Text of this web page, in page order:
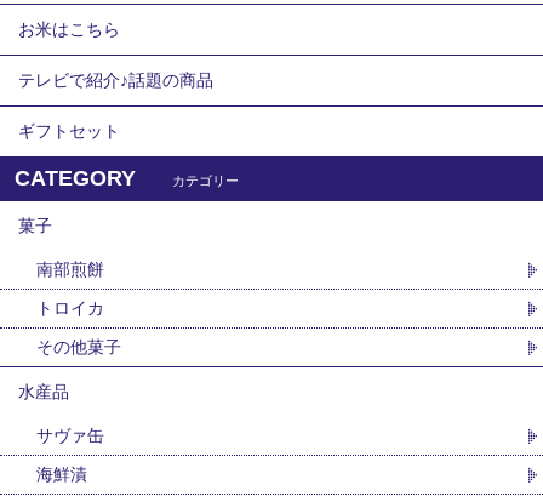
お米はこちら
テレビで紹介♪話題の商品
ギフトセット
CATEGORY カテゴリー
菓子
南部煎餅
トロイカ
その他菓子
水産品
サヴァ缶
海鮮漬